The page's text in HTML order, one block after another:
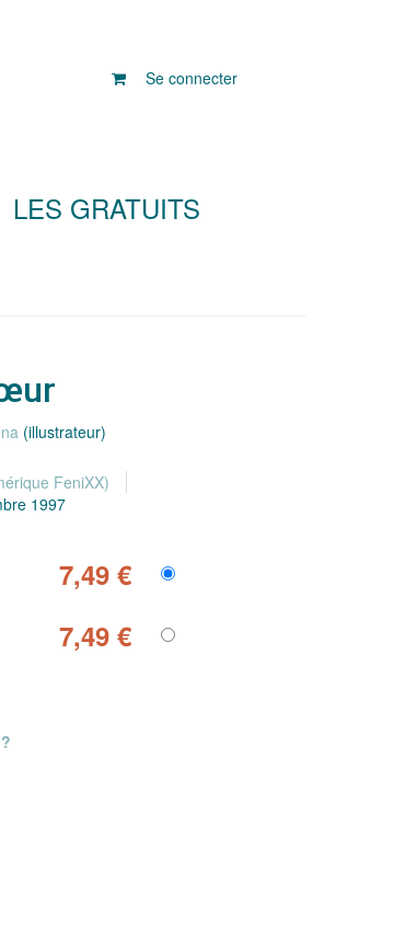
Se connecter
LES GRATUITS
(illustrateur)
FeniXX)
1997
7,49 €
7,49 €